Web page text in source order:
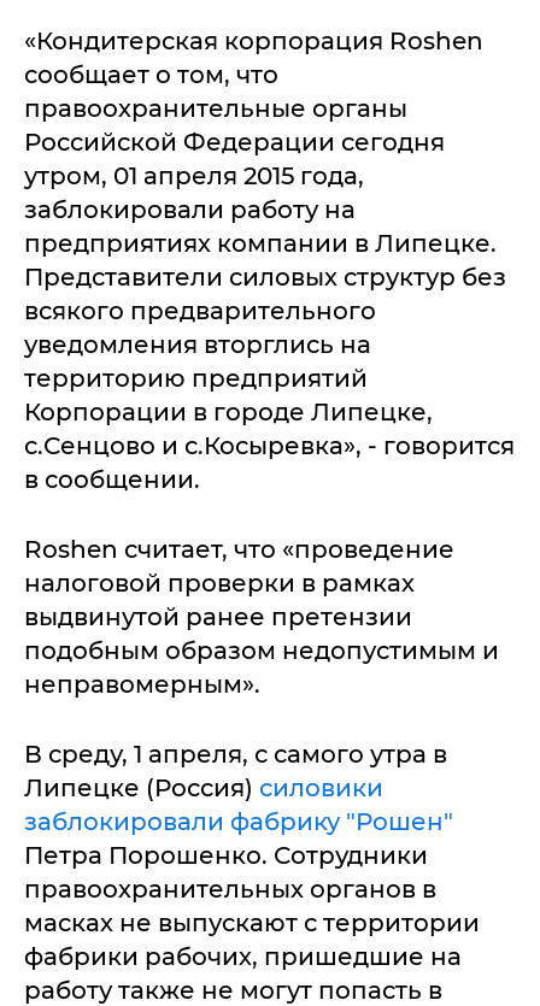
«Кондитерская корпорация Roshen
сообщает о том, что
правоохранительные органы
Российской Федерации сегодня
утром, 01 апреля 2015 года,
заблокировали работу на
предприятиях компании в Липецке.
Представители силовых структур без
всякого предварительного
уведомления вторглись на
территорию предприятий
Корпорации в городе Липецке,
с.Сенцово и с.Косыревка», - говорится
в сообщении.
Roshen считает, что «проведение
налоговой проверки в рамках
выдвинутой ранее претензии
подобным образом недопустимым и
неправомерным».
В среду, 1 апреля, с самого утра в
Липецке (Россия) силовики
заблокировали фабрику "Рошен"
Петра Порошенко. Сотрудники
правоохранительных органов в
масках не выпускают с территории
фабрики рабочих, пришедшие на
работу также не могут попасть в